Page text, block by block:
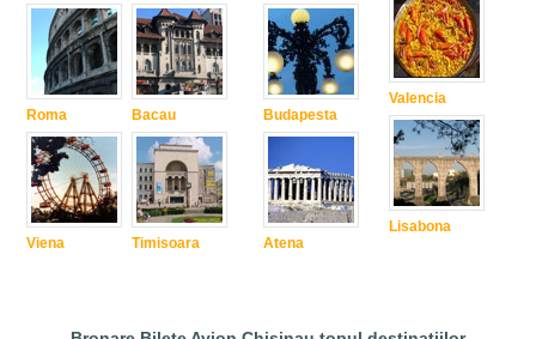
Roma
Viena
Bacau
Timisoara
Budapesta
Atena
Valencia
Lisabona